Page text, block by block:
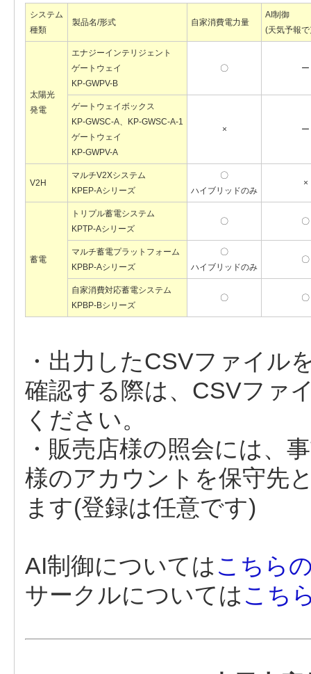
システム
種類
製品名/形式 自家消費電力量
AI制御
(天気予報
太陽光
発電
エナジーインテリジェント
ゲートウェイ
KP-GWPV-B
〇 ー
ゲートウェイボックス
KP-GWSC-A、KP-GWSC-A-1
ゲートウェイ
KP-GWPV-A
× ー
V2H
マルチV2Xシステム
KPEP-Aシリーズ
〇
ハイブリッドのみ
×
蓄電
トリプル蓄電システム
KPTP-Aシリーズ
〇 〇
マルチ蓄電プラットフォーム
KPBP-Aシリーズ
〇
ハイブリッドのみ
〇
自家消費対応蓄電システム
KPBP-Bシリーズ
〇 〇
・出力したCSVファイル
確認する際は、CSVファ
ください。
・販売店様の照会には、
様のアカウントを保守先
ます(登録は任意です)
AI制御については こちら
サークルについては こち